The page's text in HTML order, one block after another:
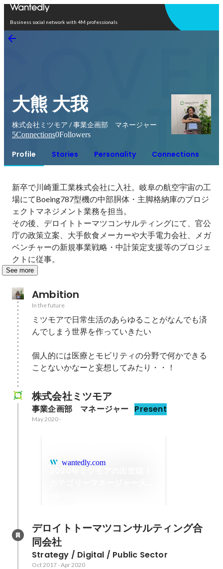
Business social network with 4M professionals
大熊 大我
株式会社ミツモア / 事業企画部 マネージャー
5Connections0Followers
Profile Stories Personality Connections
新卒で川崎重工業株式会社に入社。岐阜の航空宇宙の工
場にてBoeing787型機の中部胴体・主脚格納庫のプロジ
ェクトマネジメント業務を担当。
その後、デロイトトーマツコンサルティングにて、官公
庁の政策立案、大手飲食メーカーや大手電力会社、メガ
ベンチャーの新規事業戦略・中計策定支援等のプロジェ
クトに従事。
See more
Ambition
In the future
ミツモアで日常生活のあらゆることがなんでも済
んでしまう世界を作っていきたい
個人的には医療とモビリティの分野で何かできる
ことないかなーと妄想してみたり・・！
株式会社ミツモア
事業企画部　マネージャー Present
May 2020-
wantedly.com
デロイトトーマツコンサルティング合
同会社
Strategy / Digital / Public Sector
Oct 2017-Apr 2020